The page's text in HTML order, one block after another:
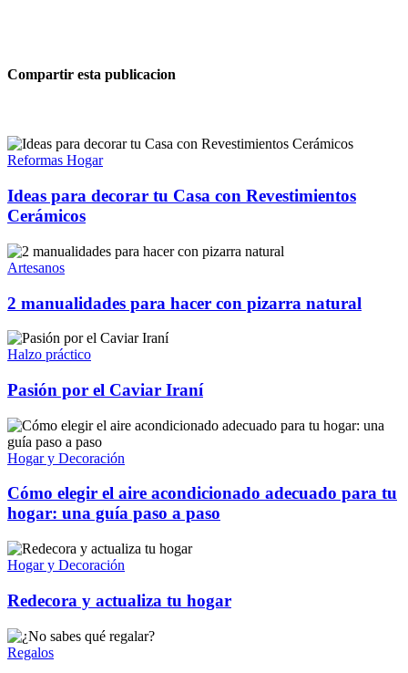
Compartir esta publicacion
Reformas Hogar
Ideas para decorar tu Casa con Revestimientos
Cerámicos
Artesanos
2 manualidades para hacer con pizarra natural
Halzo práctico
Pasión por el Caviar Iraní
Hogar y Decoración
Cómo elegir el aire acondicionado adecuado para tu
hogar: una guía paso a paso
Hogar y Decoración
Redecora y actualiza tu hogar
Regalos